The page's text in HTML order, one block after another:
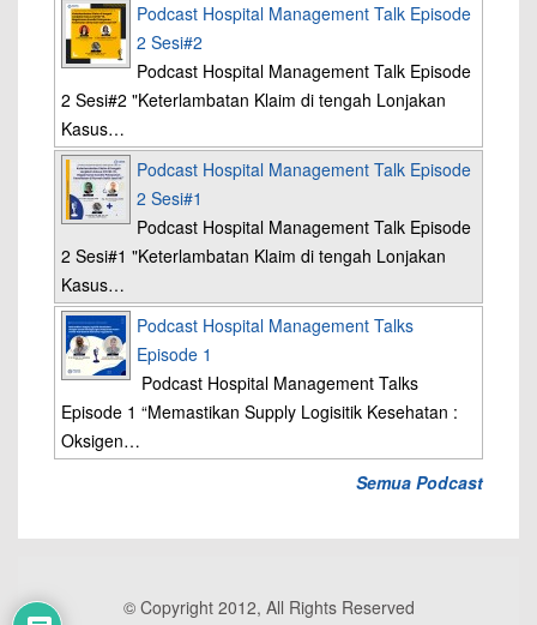
Podcast Hospital Management Talk Episode
2 Sesi#2
Podcast Hospital Management Talk Episode
2 Sesi#2 "Keterlambatan Klaim di tengah Lonjakan
Kasus…
Podcast Hospital Management Talk Episode
2 Sesi#1
Podcast Hospital Management Talk Episode
2 Sesi#1 "Keterlambatan Klaim di tengah Lonjakan
Kasus…
Podcast Hospital Management Talks
Episode 1
Podcast Hospital Management Talks
Episode 1 “Memastikan Supply Logisitik Kesehatan :
Oksigen…
Semua Podcast
© Copyright 2012, All Rights Reserved